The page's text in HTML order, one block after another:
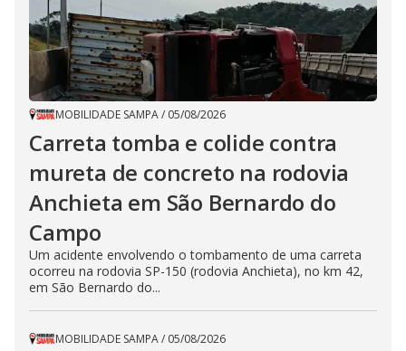
MOBILIDADE SAMPA/ 05/08/2026
Carreta tomba e colide contra
mureta de concreto na rodovia
Anchieta em São Bernardo do
Campo
Um acidente envolvendo o tombamento de uma carreta
ocorreu na rodovia SP-150 (rodovia Anchieta), no km 42,
em São Bernardo do...
MOBILIDADE SAMPA/ 05/08/2026